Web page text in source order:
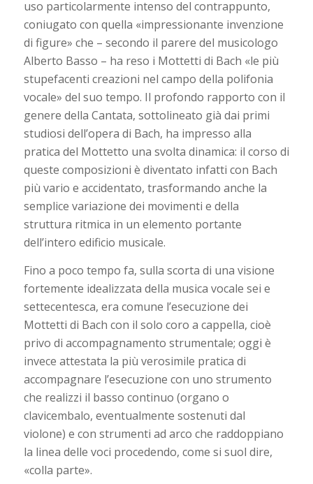
uso particolarmente intenso del contrappunto,
coniugato con quella «impressionante invenzione
di figure» che – secondo il parere del musicologo
Alberto Basso – ha reso i Mottetti di Bach «le più
stupefacenti creazioni nel campo della polifonia
vocale» del suo tempo. Il profondo rapporto con il
genere della Cantata, sottolineato già dai primi
studiosi dell’opera di Bach, ha impresso alla
pratica del Mottetto una svolta dinamica: il corso di
queste composizioni è diventato infatti con Bach
più vario e accidentato, trasformando anche la
semplice variazione dei movimenti e della
struttura ritmica in un elemento portante
dell’intero edificio musicale.
Fino a poco tempo fa, sulla scorta di una visione
fortemente idealizzata della musica vocale sei e
settecentesca, era comune l’esecuzione dei
Mottetti di Bach con il solo coro a cappella, cioè
privo di accompagnamento strumentale; oggi è
invece attestata la più verosimile pratica di
accompagnare l’esecuzione con uno strumento
che realizzi il basso continuo (organo o
clavicembalo, eventualmente sostenuti dal
violone) e con strumenti ad arco che raddoppiano
la linea delle voci procedendo, come si suol dire,
«colla parte».